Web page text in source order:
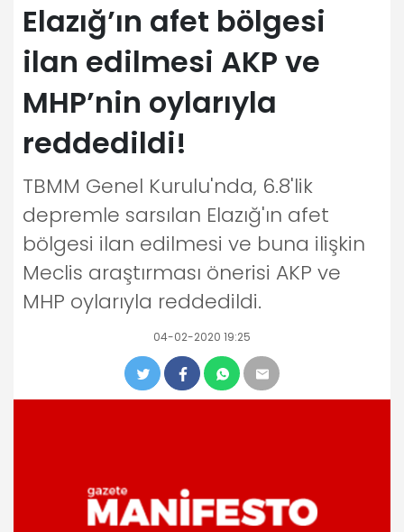
Elazığ’ın afet bölgesi
ilan edilmesi AKP ve
MHP’nin oylarıyla
reddedildi!
TBMM Genel Kurulu'nda, 6.8'lik
depremle sarsılan Elazığ'ın afet
bölgesi ilan edilmesi ve buna ilişkin
Meclis araştırması önerisi AKP ve
MHP oylarıyla reddedildi.
04-02-2020 19:25